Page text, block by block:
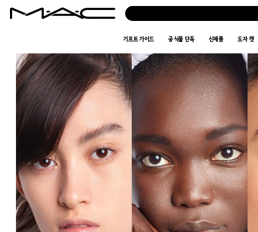
기프트 가이드 공식몰 단독 신제품 도자 캣